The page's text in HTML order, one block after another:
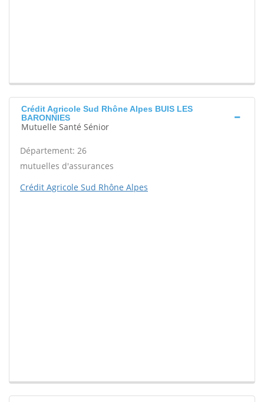
Crédit Agricole Sud Rhône Alpes BUIS LES
BARONNIES
Mutuelle Santé Sénior
Département: 26
mutuelles d'assurances
Crédit Agricole Sud Rhône Alpes